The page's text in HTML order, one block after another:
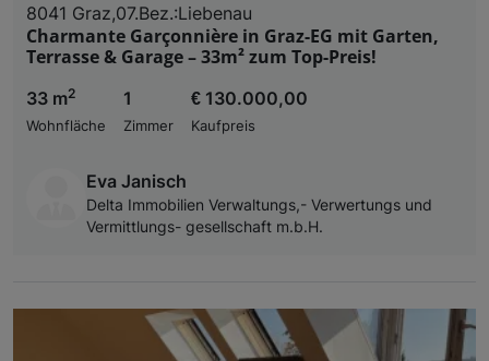
8041 Graz,07.Bez.:Liebenau
Charmante Garçonnière in Graz-EG mit Garten,
Terrasse & Garage – 33m² zum Top-Preis!
33 m2
Wohnfläche
1
Zimmer
€ 130.000,00
Kaufpreis
Eva Janisch
Delta Immobilien Verwaltungs,- Verwertungs und
Vermittlungs- gesellschaft m.b.H.